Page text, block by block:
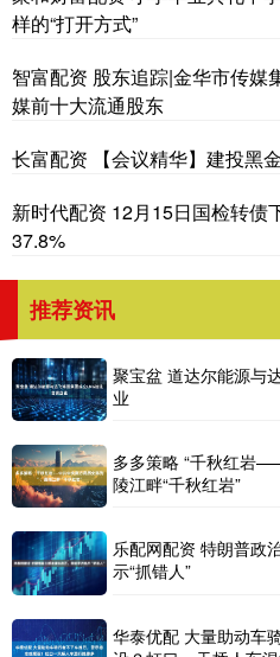
样的“打开方式”
智富配资 股东追踪|金华市传媒
媒前十大流通股东
长富配资 【会议精华】建投黑
新时代配资 12月15日国检转债
37.8%
推荐资讯
聚宝盆 道达尔能源与
业
多多策略 “千秋红岩
陵江畔“千秋红岩”
乐配网配资 特朗普政
示“抓错人”
华泰优配 大量助动车